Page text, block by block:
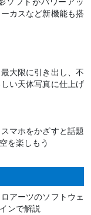
カスなど新機能も搭
大限に引き出し、不
い天体写真に仕上げ
マホをかざすと話題
を楽しもう
アーツのソフトウェ
ンで解説